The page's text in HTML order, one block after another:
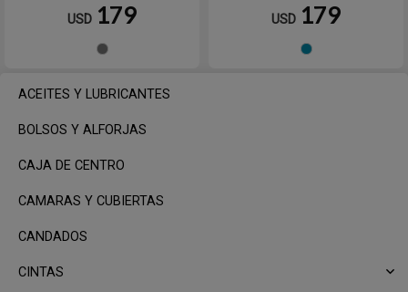
ACEITES Y LUBRICANTES
BOLSOS Y ALFORJAS
CAJA DE CENTRO
CAMARAS Y CUBIERTAS
CANDADOS
CINTAS
USD 179 USD 179